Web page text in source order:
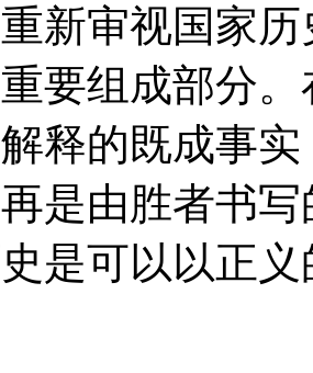
新审视国家
要组成部分
释的既成事
是由胜者书
是可以以正